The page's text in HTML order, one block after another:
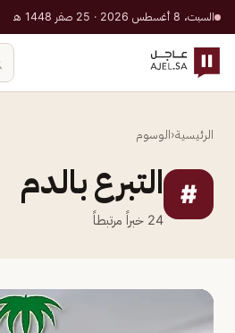
السبت، 8 أغسطس 2026 · 25 صفر 1448 هـ
الرئيسية‹الوسوم
# التبرع بالدم
24 خبراً مرتبطاً